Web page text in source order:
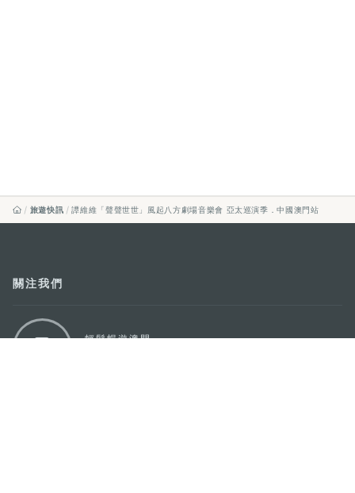
旅遊快訊 譚維維「聲聲世世」風起八方劇場音樂會 亞太巡演季．中國澳門站
關注我們
輕鬆暢遊澳門